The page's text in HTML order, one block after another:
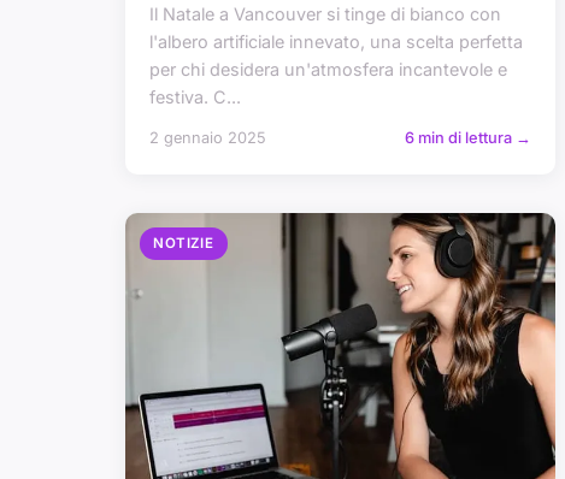
Il Natale a Vancouver si tinge di bianco con
l'albero artificiale innevato, una scelta perfetta
per chi desidera un'atmosfera incantevole e
festiva. C...
2 gennaio 2025 6 min di lettura →
NOTIZIE